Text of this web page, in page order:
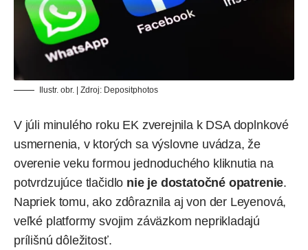
Ilustr. obr. | Zdroj: Depositphotos
V júli minulého roku EK zverejnila k DSA doplnkové
usmernenia, v ktorých sa výslovne uvádza, že
overenie veku formou jednoduchého kliknutia na
potvrdzujúce tlačidlo nie je dostatočné opatrenie.
Napriek tomu, ako zdôraznila aj von der Leyenová,
veľké platformy svojim záväzkom neprikladajú
prílišnú dôležitosť.